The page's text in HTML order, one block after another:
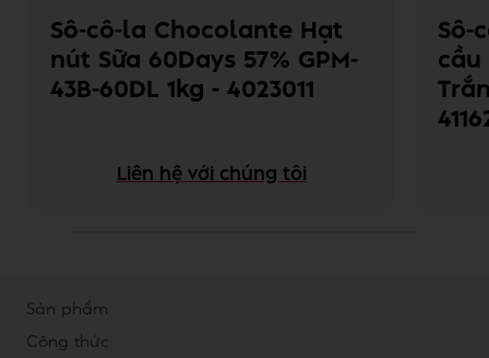
Sô-cô-la Chocolante Hạt
nút Sữa 60Days 57% GPM-
43B-60DL 1kg - 4023011
Liên hệ với chúng tôi
Sô-
cầu
Sản phẩm
Công thức